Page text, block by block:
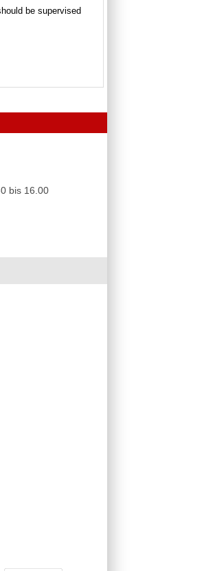
be supervised
bis 16.00